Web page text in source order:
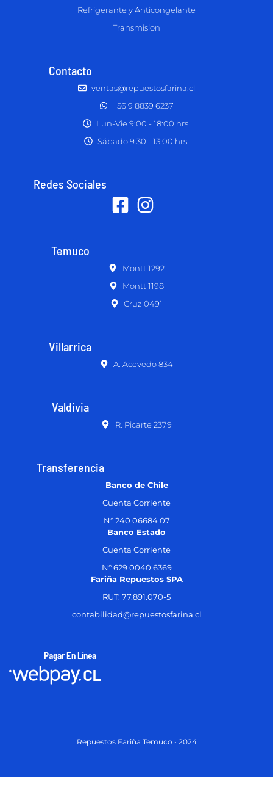
Refrigerante y Anticongelante
Transmision
Contacto
ventas@repuestosfarina.cl
+56 9 8839 6237
Lun-Vie 9:00 - 18:00 hrs.
Sábado 9:30 - 13:00 hrs.
Redes Sociales
Temuco
Montt 1292
Montt 1198
Cruz 0491
Villarrica
A. Acevedo 834
Valdivia
R. Picarte 2379
Transferencia
Banco de Chile
Cuenta Corriente
N° 240 06684 07
Banco Estado
Cuenta Corriente
N° 629 0040 6369
Fariña Repuestos SPA
RUT: 77.891.070-5
contabilidad@repuestosfarina.cl
Pagar En Línea
Repuestos Fariña Temuco • 2024